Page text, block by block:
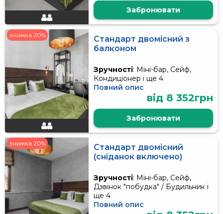
Забронювати
знижка 20%
Стандарт двомісний з
балконом
Зручності: Міні-бар, Сейф,
Кондиціонер і ще 4
Повний опис
від 8 352грн
Забронювати
знижка 20%
Стандарт двомісний
(сніданок включено)
Зручності: Міні-бар, Сейф,
Дзвінок "побудка" / Будильник і
ще 4
Повний опис